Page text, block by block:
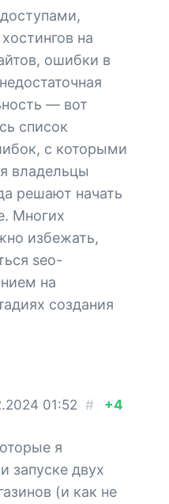
на
ошибки в
— вот
список
с которыми
владельцы
решают начать
Многих
избежать,
seo-
на
создания
01:52 # +4
я
запуске двух
(и как не